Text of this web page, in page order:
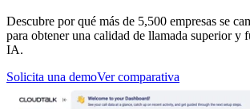
Descubre por qué más de 5,500 empresas se
para obtener una calidad de llamada superior y
IA.
Solicita una demoVer comparativa